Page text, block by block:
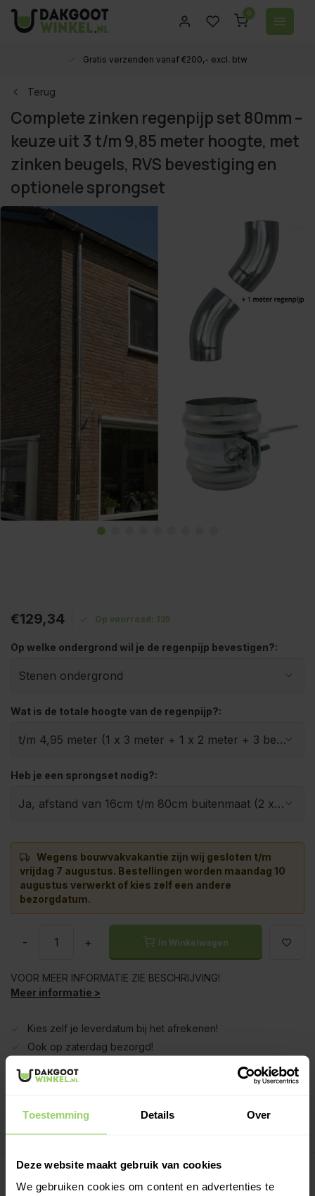
Toestemming Details Over
Deze website maakt gebruik van cookies
We gebruiken cookies om content en advertenties te
0
Gratis verzenden vanaf €200,- excl. btw
Terug
Complete zinken regenpijp set 80mm –
keuze uit 3 t/m 9,85 meter hoogte, met
zinken beugels, RVS bevestiging en
optionele sprongset
€129,34 Op voorraad: 135
Op welke ondergrond wil je de regenpijp bevestigen?:
Wat is de totale hoogte van de regenpijp?:
Heb je een sprongset nodig?:
Wegens bouwvakvakantie zijn wij gesloten t/m
vrijdag 7 augustus. Bestellingen worden maandag 10
augustus verwerkt of kies zelf een andere
bezorgdatum.
- + In Winkelwagen
VOOR MEER INFORMATIE ZIE BESCHRIJVING!
Meer informatie >
Kies zelf je leverdatum bij het afrekenen!
Ook op zaterdag bezorgd!
Deskundig advies!
Meer dan 10 jaar tevreden shoppers!
Beschrijving